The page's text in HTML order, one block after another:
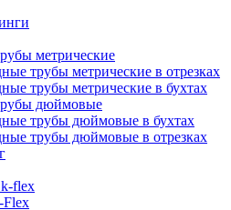
метрические
трубы метрические в отрезках
трубы метрические в бухтах
дюймовые
трубы дюймовые в бухтах
трубы дюймовые в отрезках
flex
Flex